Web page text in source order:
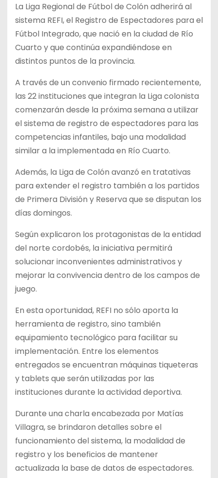
La Liga Regional de Fútbol de Colón adherirá al
sistema REFI, el Registro de Espectadores para el
Fútbol Integrado, que nació en la ciudad de Río
Cuarto y que continúa expandiéndose en
distintos puntos de la provincia.
A través de un convenio firmado recientemente,
las 22 instituciones que integran la Liga colonista
comenzarán desde la próxima semana a utilizar
el sistema de registro de espectadores para las
competencias infantiles, bajo una modalidad
similar a la implementada en Río Cuarto.
Además, la Liga de Colón avanzó en tratativas
para extender el registro también a los partidos
de Primera División y Reserva que se disputan los
días domingos.
Según explicaron los protagonistas de la entidad
del norte cordobés, la iniciativa permitirá
solucionar inconvenientes administrativos y
mejorar la convivencia dentro de los campos de
juego.
En esta oportunidad, REFI no sólo aporta la
herramienta de registro, sino también
equipamiento tecnológico para facilitar su
implementación. Entre los elementos
entregados se encuentran máquinas tiqueteras
y tablets que serán utilizadas por las
instituciones durante la actividad deportiva.
Durante una charla encabezada por Matías
Villagra, se brindaron detalles sobre el
funcionamiento del sistema, la modalidad de
registro y los beneficios de mantener
actualizada la base de datos de espectadores.